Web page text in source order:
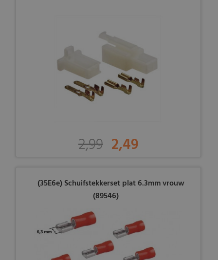
2,99 2,49
(35E6e) Schuifstekkerset plat 6.3mm vrouw
(89546)